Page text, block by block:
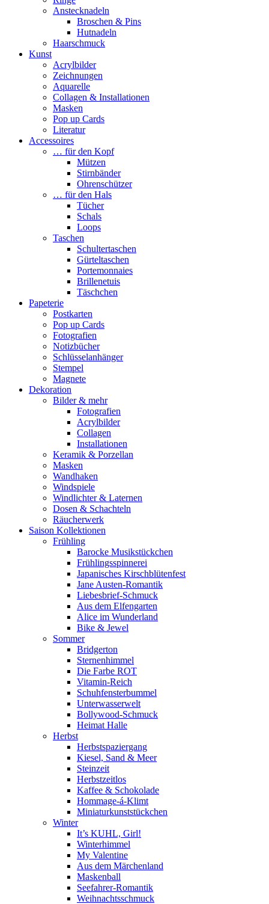
Anstecknadeln
Broschen & Pins
Hutnadeln
Haarschmuck
Kunst
Acrylbilder
Zeichnungen
Aquarelle
Collagen & Installationen
Masken
Pop up Cards
Literatur
Accessoires
… für den Kopf
Mützen
Stirnbänder
Ohrenschützer
… für den Hals
Tücher
Schals
Loops
Taschen
Schultertaschen
Gürteltaschen
Portemonnaies
Brillenetuis
Täschchen
Papeterie
Postkarten
Pop up Cards
Fotografien
Notizbücher
Schlüsselanhänger
Stempel
Magnete
Dekoration
Bilder & mehr
Fotografien
Acrylbilder
Collagen
Installationen
Keramik & Porzellan
Masken
Wandhaken
Windspiele
Windlichter & Laternen
Dosen & Schachteln
Räucherwerk
Saison Kollektionen
Frühling
Barocke Musikstückchen
Frühlingsspinnerei
Japanisches Kirschblütenfest
Jane Austen-Romantik
Liebesbrief-Schmuck
Aus dem Elfengarten
Alice im Wunderland
Bike & Jewel
Sommer
Bridgerton
Sternenhimmel
Die Farbe ROT
Vitamin-Reich
Schuhfensterbummel
Unterwasserwelt
Bollywood-Schmuck
Heimat Halle
Herbst
Herbstspaziergang
Kiesel, Sand & Meer
Steinzeit
Herbstzeitlos
Kaffee & Schokolade
Hommage-á-Klimt
Miniaturkunststückchen
Winter
It’s KUHL, Girl!
Winterhimmel
My Valentine
Aus dem Märchenland
Maskenball
Seefahrer-Romantik
Weihnachtsschmuck